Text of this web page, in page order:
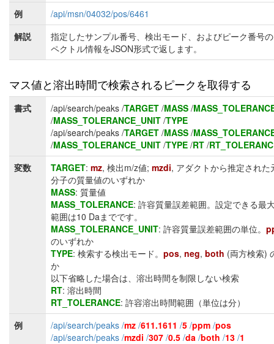
例
/api/msn/04032/pos/6461
解説
指定したサンプル番号、検出モード、およびピーク番号
ペクトル情報をJSON形式で返します。
マス値と溶出時間で検索されるピークを取得する
書式 /api/search/peaks /TARGET /MASS /
/MASS_TOLERANCE_UNIT /TYPE
/api/search/peaks /TARGET /MASS /
/MASS_TOLERANCE_UNIT /TYPE /RT /
変数
TARGET: mz, 検出m/z値; mzdi, アダクトから推定された
分子の質量値のいずれか
MASS: 質量値
MASS_TOLERANCE: 許容質量誤差範囲。設定できる最
範囲は10 Daまでです。
MASS_TOLERANCE_UNIT: 許容質量誤差範囲の単位。
のいずれか
TYPE: 検索する検出モード。 pos, neg, both (両方検索)
か
以下省略した場合は、溶出時間を制限しない検索
RT: 溶出時間
RT_TOLERANCE: 許容溶出時間範囲（単位は分）
例
/api/search/peaks /mz /611.1611 /5 /ppm /pos
/api/search/peaks /mzdi /307 /0.5 /da /both /13 /1